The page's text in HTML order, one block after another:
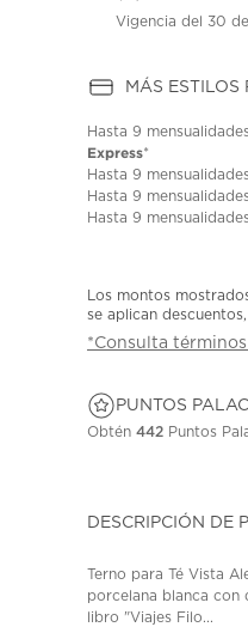
Vigencia del 30
MÁS ESTILOS
Hasta9
Express*
Hasta9
Hasta9
Hasta9
Los montos
se aplican
*Consulta
PUNTOS
Obtén442 Puntos
DESCRIPCIÓN DE
Terno para Té Vista
porcelana blanca con
libro "Viajes Filo...